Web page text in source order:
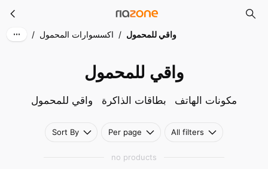
Skip to main content واقي للمحمول
/ اكسسوارات المحمول / واقي للمحمول
واقي للمحمول
واقي للمحمول بطاقات الذاكرة مكونات الهاتف
Sort By Per page All filters
no products